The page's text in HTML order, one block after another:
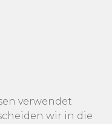
verwendet
wir in die